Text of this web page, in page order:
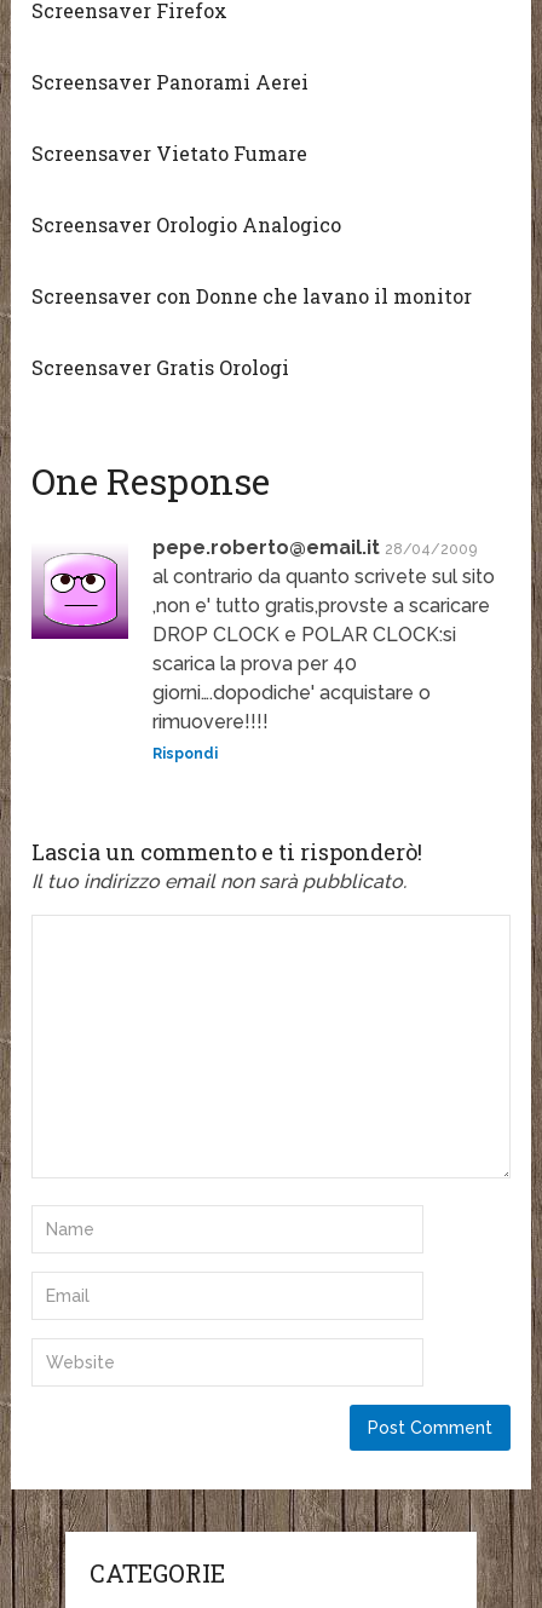
Screensaver Firefox
Screensaver Panorami Aerei
Screensaver Vietato Fumare
Screensaver Orologio Analogico
Screensaver con Donne che lavano il monitor
Screensaver Gratis Orologi
One Response
pepe.roberto@email.it 28/04/2009
al contrario da quanto scrivete sul sito
,non e' tutto gratis,provste a scaricare
DROP CLOCK e POLAR CLOCK:si
scarica la prova per 40
giorni….dopodiche' acquistare o
rimuovere!!!!
Rispondi
Lascia un commento e ti risponderò!
Il tuo indirizzo email non sarà pubblicato.
CATEGORIE